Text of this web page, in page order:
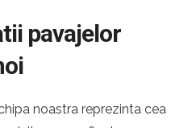
pavajelor
noastra reprezinta cea